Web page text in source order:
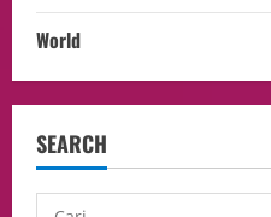
World
SEARCH